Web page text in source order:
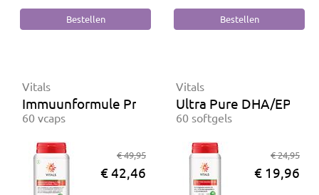
Vitals
Immuunformule Pro
60 vcaps
€ 49,95
€ 42,46
Vitals
Ultra Pure DHA/EPA
60 softgels
€ 24,95
€ 19,96